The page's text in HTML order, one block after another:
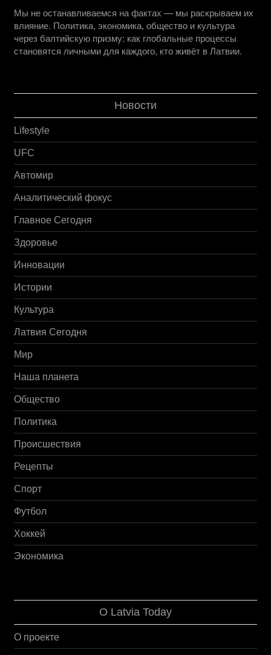
Мы не останавливаемся на фактах — мы раскрываем их
влияние. Политика, экономика, общество и культура
через балтийскую призму: как глобальные процессы
становятся личными для каждого, кто живёт в Латвии.
Новости
Lifestyle
UFC
Автомир
Аналитический фокус
Главное Сегодня
Здоровье
Инновации
Истории
Культура
Латвия Сегодня
Мир
Наша планета
Общество
Политика
Происшествия
Рецепты
Спорт
Футбол
Хоккей
Экономика
О Latvia Today
О проекте